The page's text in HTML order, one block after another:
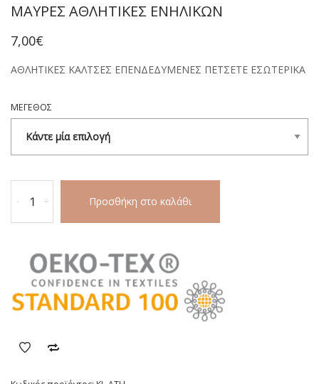
ΜΑΥΡΕΣ ΑΘΛΗΤΙΚΕΣ ΕΝΗΛΙΚΩΝ
7,00€
ΑΘΛΗΤΙΚΕΣ ΚΑΛΤΣΕΣ ΕΠΕΝΔΕΔΥΜΕΝΕΣ ΠΕΤΣΕΤΕ ΕΣΩΤΕΡΙΚΑ
ΜΕΓΕΘΟΣ
-ΑΘΛΗΤΙΚΕΣ
ΕΝΗΛΙΚΩΝ
+ Προσθήκη στο καλάθι